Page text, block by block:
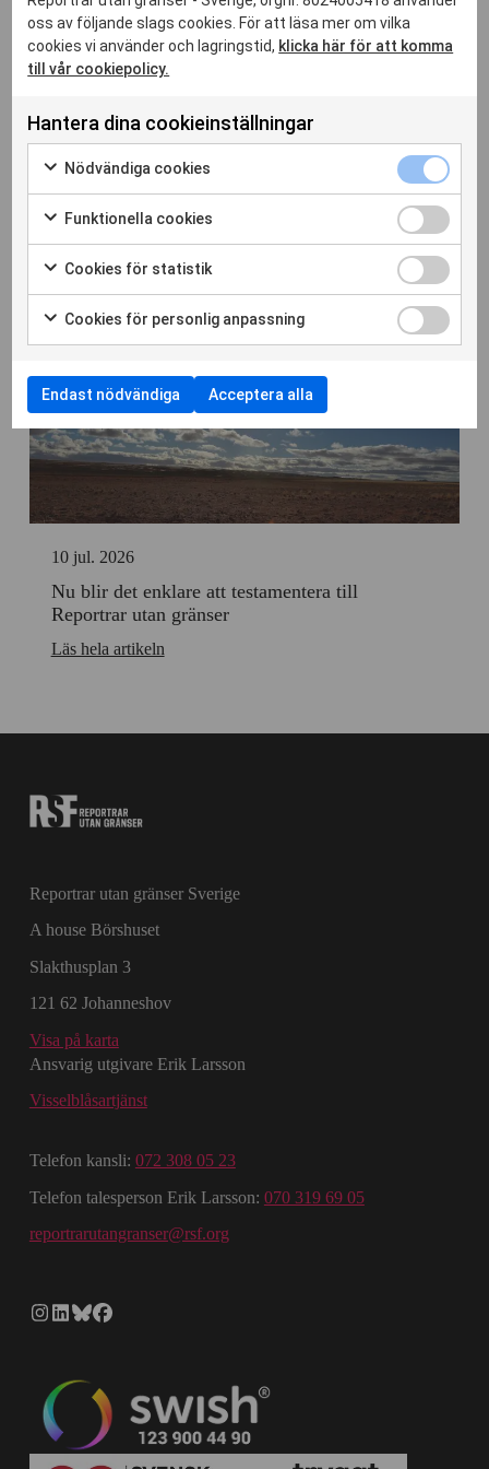
30 jul. 2026
Månadskrönika juli: Orden någon annan vill
rista in i oss
Läs hela artikeln
10 jul. 2026
Nu blir det enklare att testamentera till
Reportrar utan gränser
Läs hela artikeln
Reportrar utan gränser Sverige
A house Börshuset
Slakthusplan 3
121 62 Johanneshov
Visa på karta
Ansvarig utgivare Erik Larsson
Visselblåsartjänst
Telefon kansli: 072 308 05 23
Telefon talesperson Erik Larsson: 070 319 69 05
reportrarutangranser@rsf.org
oss av följande slags cookies. För att läsa mer om vilka
cookies vi använder och lagringstid, klicka här för att komma
till vår cookiepolicy.
Hantera dina cookieinställningar
Nödvändiga cookies
Markera
för
till
användning
av
cookies
kryssruta
Funktionella cookies
Markera
för
till
användning
Funktionella
cookies
cookies
kryssruta
Cookies för statistik
Markera
för
till
användning
av
Cookies
för
Cookies
för
statistik
kryssruta
Cookies för personlig anpassning
Markera
att
samtycka
användning
av
personlig
anpassning
Cookies
för
Endast nödvändiga Acceptera alla